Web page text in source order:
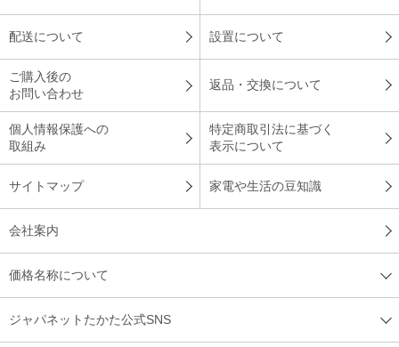
配送について 設置について
ご購入後の
お問い合わせ
返品・交換について
個人情報保護への
取組み
特定商取引法に基づく
表示について
サイトマップ 家電や生活の豆知識
会社案内
価格名称について
ジャパネットたかた公式SNS